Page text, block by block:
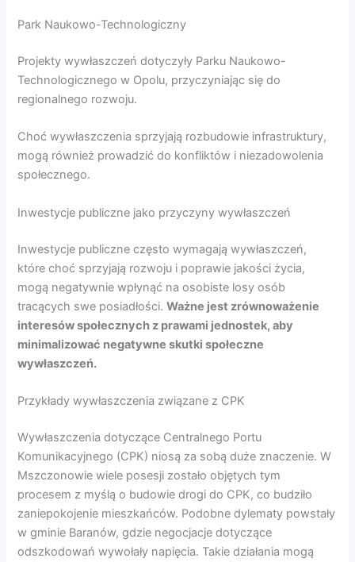
Park Naukowo-Technologiczny
Projekty wywłaszczeń dotyczyły Parku Naukowo-
Technologicznego w Opolu, przyczyniając się do
regionalnego rozwoju.
Choć wywłaszczenia sprzyjają rozbudowie infrastruktury,
mogą również prowadzić do konfliktów i niezadowolenia
społecznego.
Inwestycje publiczne jako przyczyny wywłaszczeń
Inwestycje publiczne często wymagają wywłaszczeń,
które choć sprzyjają rozwoju i poprawie jakości życia,
mogą negatywnie wpłynąć na osobiste losy osób
tracących swe posiadłości.Ważne jest zrównoważenie
interesów społecznych z prawami jednostek, aby
minimalizować negatywne skutki społeczne
wywłaszczeń.
Przykłady wywłaszczenia związane z CPK
Wywłaszczenia dotyczące Centralnego Portu
Komunikacyjnego (CPK) niosą za sobą duże znaczenie. W
Mszczonowie wiele posesji zostało objętych tym
procesem z myślą o budowie drogi do CPK, co budziło
zaniepokojenie mieszkańców. Podobne dylematy powstały
w gminie Baranów, gdzie negocjacje dotyczące
odszkodowań wywołały napięcia. Takie działania mogą